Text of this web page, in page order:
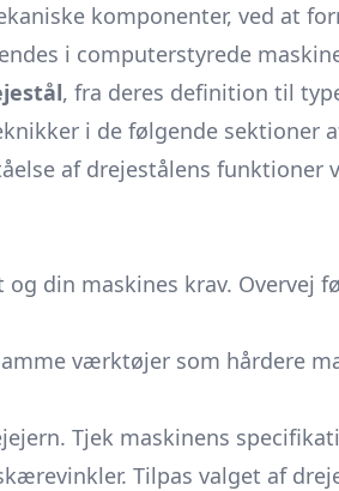
komponenter, ved at
i computerstyrede
, fra deres definition til
i de følgende sektioner
af drejestålens
din maskines krav. Overvej
værktøjer som hårdere
Tjek maskinens
Tilpas valget af